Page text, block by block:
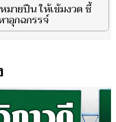
มายปืน ให้เข้มงวด ชี้
อุกฉกรรจ์